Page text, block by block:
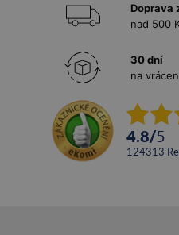
Doprava
nad 500
30 dní
na
4.8/5
124313